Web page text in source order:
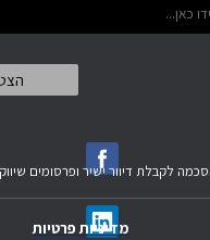
מדיניות פרטיות
לקבלת דיוור ישיר ופרסומים